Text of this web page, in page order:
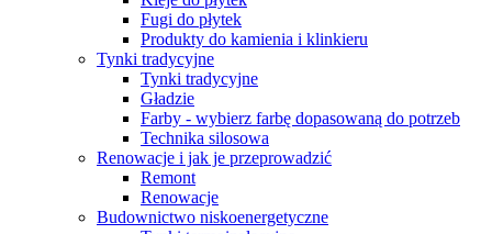
Fugi do płytek
Produkty do kamienia i klinkieru
Tynki tradycyjne
Tynki tradycyjne
Gładzie
Farby - wybierz farbę dopasowaną do potrzeb
Technika silosowa
Renowacje i jak je przeprowadzić
Remont
Renowacje
Budownictwo niskoenergetyczne